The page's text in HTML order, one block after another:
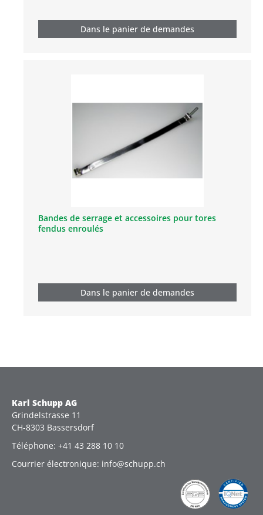
Dans le panier de demandes
Bandes de serrage et accessoires pour tores
fendus enroulés
Dans le panier de demandes
Karl Schupp AG
Grindelstrasse 11
CH-8303 Bassersdorf
Téléphone: +41 43 288 10 10
Courrier électronique: info@schupp.ch